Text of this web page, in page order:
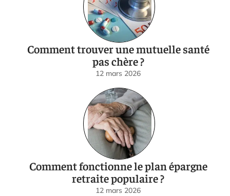
Comment trouver une mutuelle santé
pas chère ?
12 mars 2026
Comment fonctionne le plan épargne
retraite populaire ?
12 mars 2026